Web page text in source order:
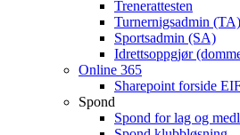
Trenerattesten
Turnernigsadmin (TA)
Sportsadmin (SA)
Idrettsoppgjør
Online 365
Sharepoint forside
Spond
Spond for lag og